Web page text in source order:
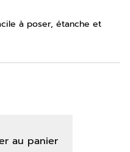
à poser, étanche et
au panier